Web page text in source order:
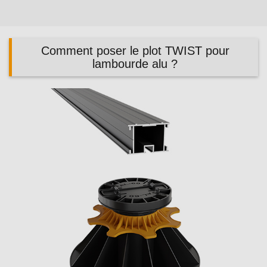
Comment poser le plot TWIST pour
lambourde alu ?